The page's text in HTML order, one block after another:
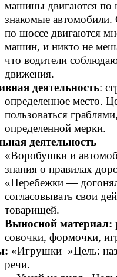
машины двигаются по
знакомые автомобили.
по шоссе двигаются
машин, и никто не
что водители
движения.
деятельность:
определенное место.
пользоваться
определенной мерки.
деятельность
«Воробушки и
знания о правилах
«Перебежки —
согласовывать свои
товарищей.
Выносной материал:
совочки, формочки,
«Игрушки »Цель:
речи.